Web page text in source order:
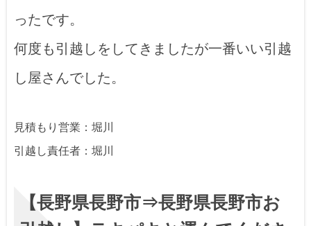
ったです。
何度も引越しをしてきましたが一番いい引越
し屋さんでした。
見積もり営業：堀川
引越し責任者：堀川
【長野県長野市⇒長野県長野市お